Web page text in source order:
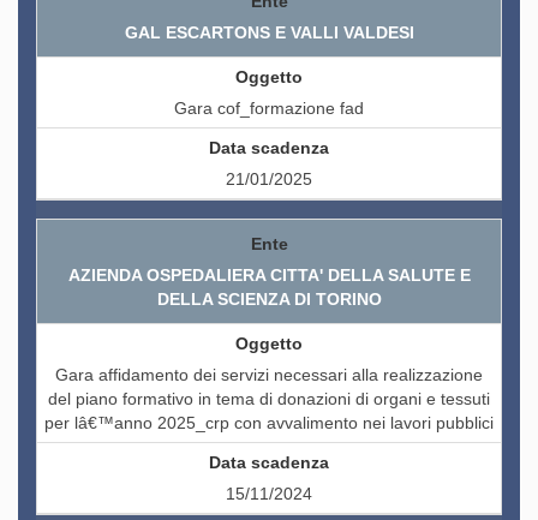
GAL ESCARTONS E VALLI VALDESI
Gara cof_formazione fad
21/01/2025
AZIENDA OSPEDALIERA CITTA' DELLA SALUTE E
DELLA SCIENZA DI TORINO
Gara affidamento dei servizi necessari alla realizzazione
del piano formativo in tema di donazioni di organi e tessuti
per lâ€™anno 2025_crp con avvalimento nei lavori pubblici
15/11/2024